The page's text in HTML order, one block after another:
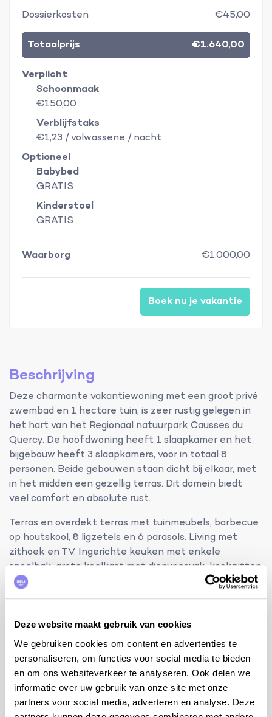
Deze website maakt gebruik van cookies
We gebruiken cookies om content en advertenties te
personaliseren, om functies voor social media te bieden
en om ons websiteverkeer te analyseren. Ook delen we
informatie over uw gebruik van onze site met onze
partners voor social media, adverteren en analyse. Deze
Dossierkosten €45,00
Totaalprijs €1.640,00
Verplicht
Schoonmaak
€150,00
Verblijfstaks
€1,23 / volwassene / nacht
Optioneel
Babybed
GRATIS
Kinderstoel
GRATIS
Waarborg €1.000,00
Boek nu je vakantie
Beschrijving
Deze charmante vakantiewoning met een groot privé
zwembad en 1 hectare tuin, is zeer rustig gelegen in
het hart van het Regionaal natuurpark Causses du
Quercy. De hoofdwoning heeft 1 slaapkamer en het
bijgebouw heeft 3 slaapkamers, voor in totaal 8
personen. Beide gebouwen staan dicht bij elkaar, met
in het midden een gezellig terras. Dit domein biedt
veel comfort en absolute rust.
Terras en overdekt terras met tuinmeubels, barbecue
op houtskool, 8 ligzetels en 6 parasols. Living met
zithoek en TV. Ingerichte keuken met enkele
spoelbak, grote koelkast met diepvriesvak, kookpitten
op gas, dampkap, oven, microgolfoven,
vaatwasmachine, Nespresso, koffiezet en
stofzuiger, strijkplank en strijkijzer.
bijkomende info:
internet WiFi (via kabel)
kinderstoel en babybed
2 ventilatoren
tafeltennis